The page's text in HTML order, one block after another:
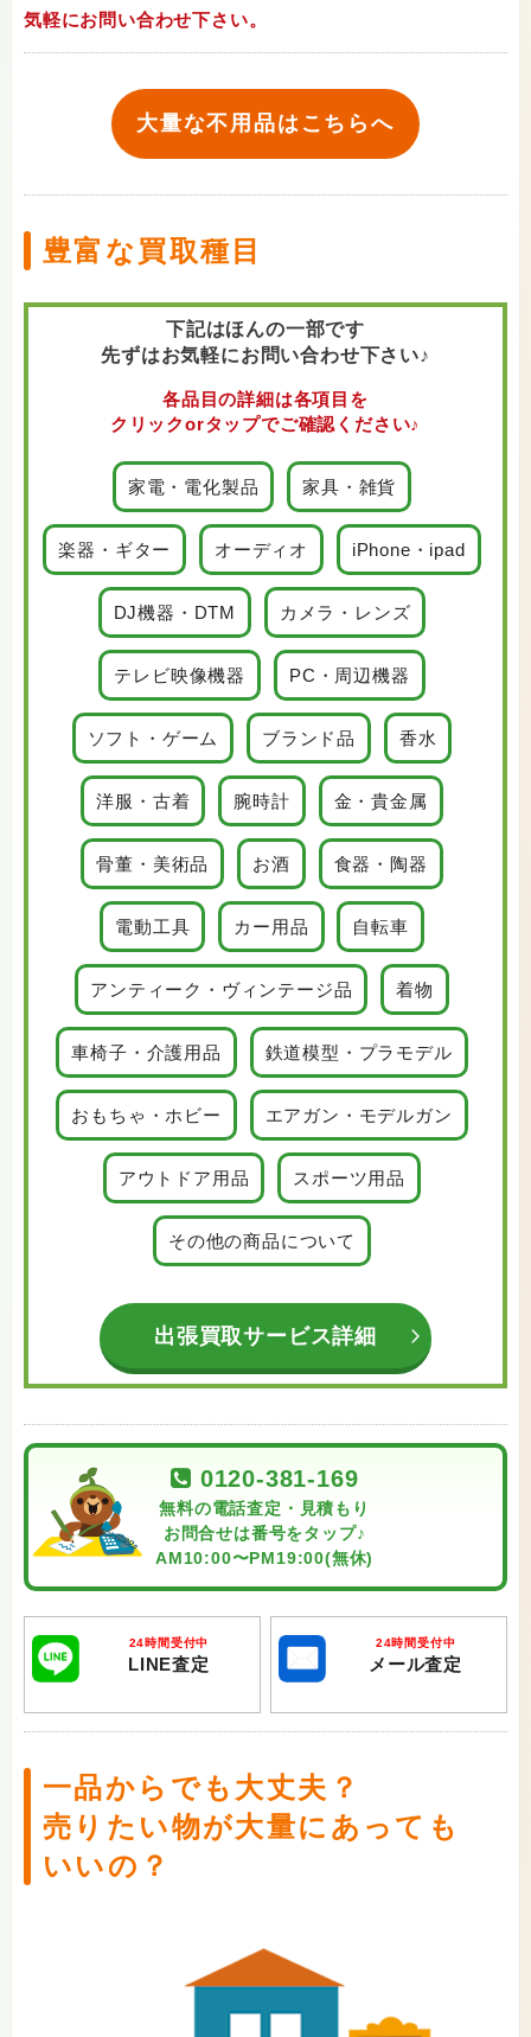
気軽にお問い合わせ下さい。
大量な不用品はこちらへ
豊富な買取種目
下記はほんの一部です
先ずはお気軽にお問い合わせ下さい♪
各品目の詳細は各項目を
クリックorタップでご確認ください♪
家電・電化製品 家具・雑貨
楽器・ギター オーディオ iPhone・ipad
DJ機器・DTM カメラ・レンズ
テレビ映像機器 PC・周辺機器
ソフト・ゲーム ブランド品 香水
洋服・古着 腕時計 金・貴金属
骨董・美術品 お酒 食器・陶器
電動工具 カー用品 自転車
アンティーク・ヴィンテージ品 着物
車椅子・介護用品 鉄道模型・プラモデル
おもちゃ・ホビー エアガン・モデルガン
アウトドア用品 スポーツ用品
その他の商品について
出張買取サービス詳細
0120-381-169
無料の電話査定・見積もり
お問合せは番号をタップ♪
AM10:00〜PM19:00(無休)
24時間受付中
LINE査定
24時間受付中
メール査定
一品からでも大丈夫？
売りたい物が大量にあっても
いいの？